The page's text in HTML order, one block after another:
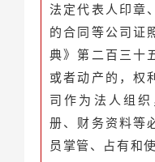
法定代表人印章
的合同等公司证
典》第二百三十
或者动产的，权
司作为法人组
册、财务资料等
员掌管、占有和